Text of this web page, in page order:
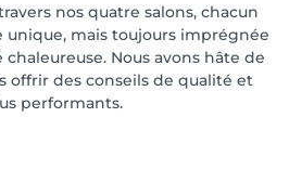
nos quatre salons, chacun
mais toujours imprégnée
Nous avons hâte de
offrir des conseils de qualité et
performants.